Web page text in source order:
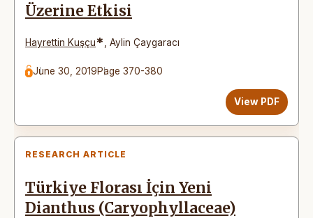
Üzerine Etkisi
Hayrettin Kuşçu* Aylin Çaygaracı
June 30, 2019Page 370-380
View PDF
RESEARCH ARTICLE
Türkiye Florası İçin Yeni
Dianthus (Caryophyllaceae)